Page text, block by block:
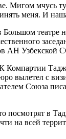
мчусь
меня. И наша
театре
Узбекской
вылетел с
Союза
в
на всей